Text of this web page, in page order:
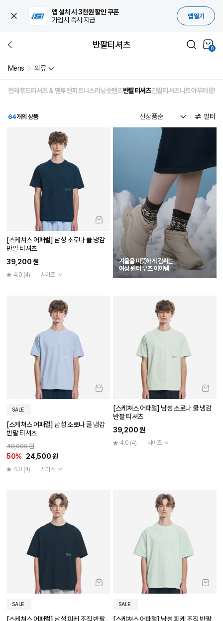
앱 설치 시 3천원 할인 쿠폰
가입시 즉시 지급
앱 열기
반팔티셔츠 0
Mens 의류
전체 후드티셔츠 & 맨투맨피트니스러닝숏팬츠반팔티셔츠긴팔티셔츠니트아우터롱팬
64개의 상품 필터
[스케쳐스 어패럴] 남성 소로나 쿨 냉감
반팔 티셔츠
39,200 원
4.0 (4) 사이즈
겨울을 따뜻하게 감싸는
여성 윈터 부츠 아이템
SALE
[스케쳐스 어패럴] 남성 소로나 쿨 냉감
반팔 티셔츠
49,000 원
50% 24,500 원
4.0 (4) 사이즈
[스케쳐스 어패럴] 남성 소로나 쿨 냉감
반팔 티셔츠
39,200 원
4.0 (4) 사이즈
SALE
[스케쳐스 어패럴] 남성 피케 조직 반팔
SALE
[스케쳐스 어패럴] 남성 피케 조직 반팔